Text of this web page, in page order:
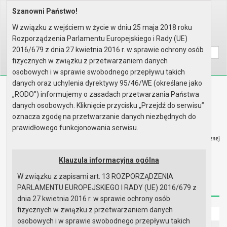
Home Prawo lokalne
Wyszukaj na stronie:
A AA
Biuletyn Informacji Publicznej
Urząd Miasta i Gminy w Gryfinie
Redakcja Instrukcja korzystania Dostępność
Strona główna
Szanowni Państwo!
W związku z wejściem w życie w dniu 25 maja 2018 roku
Rozporządzenia Parlamentu Europejskiego i Rady (UE)
2016/679 z dnia 27 kwietnia 2016 r. w sprawie ochrony osób
fizycznych w związku z przetwarzaniem danych
osobowych i w sprawie swobodnego przepływu takich
danych oraz uchylenia dyrektywy 95/46/WE (określane jako
„RODO”) informujemy o zasadach przetwarzania Państwa
danych osobowych. Kliknięcie przycisku „Przejdź do serwisu”
oznacza zgodę na przetwarzanie danych niezbędnych do
prawidłowego funkcjonowania serwisu.
Klauzula informacyjna ogólna
W związku z zapisami art. 13 ROZPORZĄDZENIA
PARLAMENTU EUROPEJSKIEGO I RADY (UE) 2016/679 z
dnia 27 kwietnia 2016 r. w sprawie ochrony osób
fizycznych w związku z przetwarzaniem danych
osobowych i w sprawie swobodnego przepływu takich